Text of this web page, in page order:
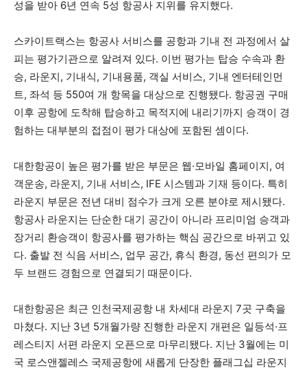
성을 받아 6년 연속 5성 항공사 지위를 유지했다.
스카이트랙스는 항공사 서비스를 공항과 기내 전 과정에서 살
피는 평가기관으로 알려져 있다. 이번 평가는 탑승 수속과 환
승, 라운지, 기내식, 기내용품, 객실 서비스, 기내 엔터테인먼
트, 좌석 등 550여 개 항목을 대상으로 진행됐다. 항공권 구매
이후 공항에 도착해 탑승하고 목적지에 내리기까지 승객이 경
험하는 대부분의 접점이 평가 대상에 포함된 셈이다.
대한항공이 높은 평가를 받은 부문은 웹·모바일 홈페이지, 여
객운송, 라운지, 기내 서비스, IFE 시스템과 기재 등이다. 특히
라운지 부문은 전년 대비 점수가 크게 오른 분야로 제시됐다.
항공사 라운지는 단순한 대기 공간이 아니라 프리미엄 승객과
장거리 환승객이 항공사를 평가하는 핵심 공간으로 바뀌고 있
다. 출발 전 식음 서비스, 업무 공간, 휴식 환경, 동선 편의가 모
두 브랜드 경험으로 연결되기 때문이다.
대한항공은 최근 인천국제공항 내 차세대 라운지 7곳 구축을
마쳤다. 지난 3년 5개월가량 진행한 라운지 개편은 일등석·프
레스티지 서편 라운지 오픈으로 마무리됐다. 지난 3월에는 미
국 로스앤젤레스 국제공항에 새롭게 단장한 플래그십 라운지